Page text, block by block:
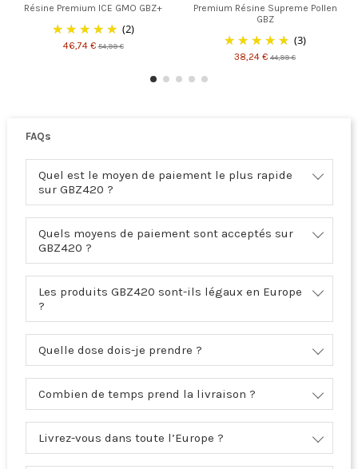
Résine Premium ICE GMO GBZ+
(2)
46,74 €54,99 €
Premium Résine Supreme Pollen
GBZ
(3)
38,24 € 44,99 €
FAQs
Quel est le moyen de paiement le plus rapide
sur GBZ420 ?
Quels moyens de paiement sont acceptés sur
GBZ420 ?
Les produits GBZ420 sont-ils légaux en Europe
?
Quelle dose dois-je prendre ?
Combien de temps prend la livraison ?
Livrez-vous dans toute l’Europe ?